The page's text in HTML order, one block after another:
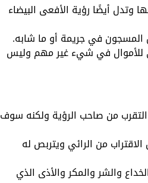
وتدل أيضًا رؤية الأفعى البيضاء
في جريمة أو ما شابه.
للأموال في شيء غير مهم وليس
من صاحب الرؤية ولكنه سوف
من الرائي ويتربص له
والشر والمكر والأذى الذي